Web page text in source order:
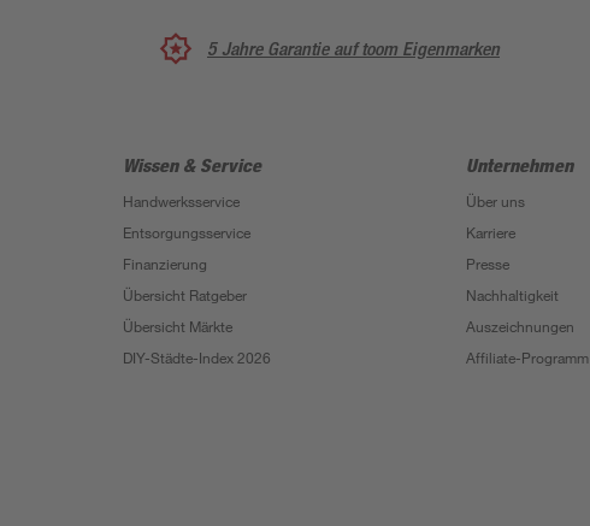
5 Jahre Garantie auf toom Eigenmarken
Wissen & Service
Handwerksservice
Entsorgungsservice
Finanzierung
Übersicht Ratgeber
Übersicht Märkte
DIY-Städte-Index 2026
Unternehmen
Über uns
Karriere
Presse
Nachhaltigkeit
Auszeichnungen
Affiliate-Programm